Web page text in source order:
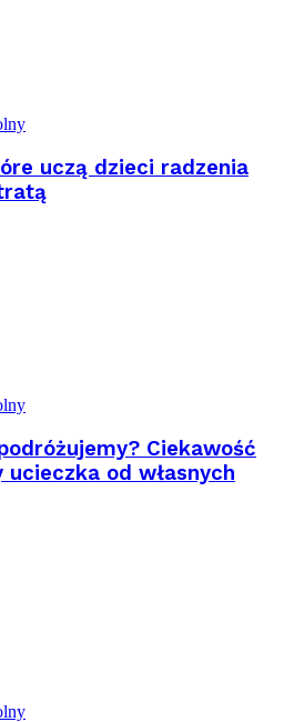
uczą dzieci radzenia
Ciekawość
od własnych